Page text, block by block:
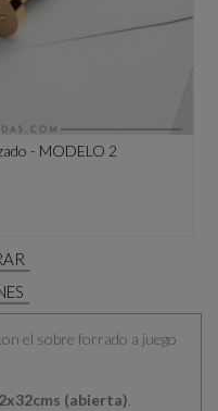
- MODELO 2
el sobre forrado a juego
(abierta)